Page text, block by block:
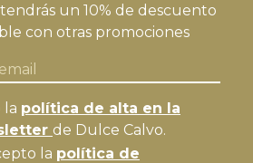
un 10% de descuento
con otras promociones
la política de alta en la
de Dulce Calvo.
la política de